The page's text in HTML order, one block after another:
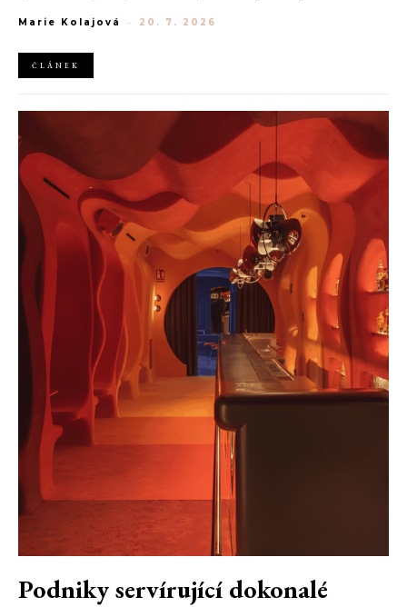
luxusním zůstává i přes přetrvávající ekonomickou nejistotu
Marie Kolajová - 20. 7. 2026
ČLÁNEK
Podniky servírující dokonalé